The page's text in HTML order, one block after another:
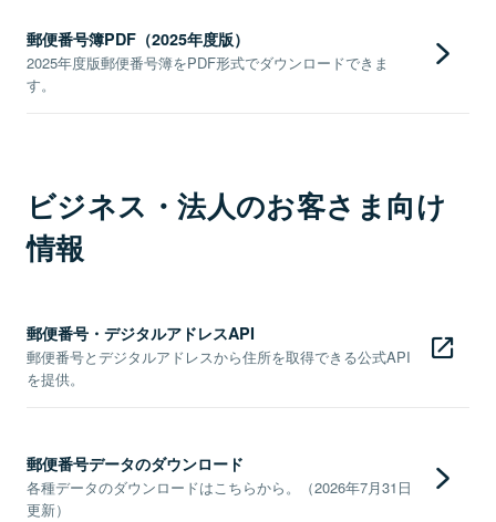
郵便番号簿PDF（2025年度版）
2025年度版郵便番号簿をPDF形式でダウンロードできま
す。
ビジネス・法人のお客さま向け
情報
郵便番号・デジタルアドレスAPI
郵便番号とデジタルアドレスから住所を取得できる公式API
を提供。
郵便番号データのダウンロード
各種データのダウンロードはこちらから。（2026年7月31日
更新）